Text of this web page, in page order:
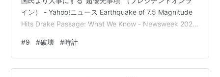
イン） - Yahoo!ニュース Earthquake of 7.5 Magnitude
Hits Drake Passage: What We Know - Newsweek 2025
へ、、、誘導、、、 先ず初めに、、、 このブログでは、
世間とは、"真逆"の思考内容と成っている為、 その
旨、、否定的な方は、読んでも、憤怒するだけだろ
#9 #破壊 #時計